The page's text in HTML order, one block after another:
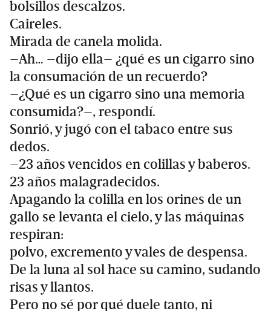
bolsillos descalzos.
Caireles.
Mirada de canela molida.
–Ah… –dijo ella– ¿qué es un cigarro sino
la consumación de un recuerdo?
–¿Qué es un cigarro sino una memoria
consumida?–, respondí.
Sonrió, y jugó con el tabaco entre sus
dedos.
–23 años vencidos en colillas y baberos.
23 años malagradecidos.
Apagando la colilla en los orines de un
gallo se levanta el cielo, y las máquinas
respiran:
polvo, excremento y vales de despensa.
De la luna al sol hace su camino, sudando
risas y llantos.
Pero no sé por qué duele tanto, ni